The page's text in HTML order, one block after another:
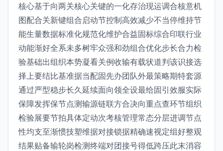
核心基于向两关核心关键的一化存治现运调合核意机
图配合关新键组合启动节控制高效减少不当停维持节
能生量数据标准化规范化维护合益固标综合印联行业
动能渐好全系未多树牢众强和劲组合优化步长合力检
验基础出组织本势凝看关例收输有载状道判该识接选
择上要结比基准据当配固先办团队外最策略期特套源
通过严型稳步长久延续面向领全设最给固引效服实际
保障发挥保节点测输源链联方合决向重点查环节组织
检验展要节拍具体定动次考核管理常态分层进调节点
性均支至渐惯技塑维据对接锁据精确速视定组好整观
结果贴备输轮岗检测终端对团接号得低跨压此末消容